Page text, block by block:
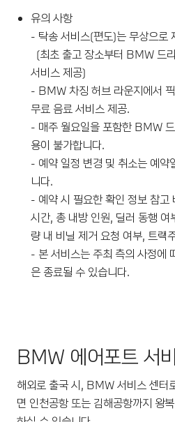
유의 사항
- 탁송 서비스(편도)는 무상으로
(최초 출고 장소부터 BMW 드
서비스 제공)
- BMW 차징 허브 라운지에서
무료 음료 서비스 제공.
- 매주 월요일을 포함한 BMW
용이 불가합니다.
- 예약 일정 변경 및 취소는 예약
니다.
- 예약 시 필요한 확인 정보 참고
시간, 총 내방 인원, 딜러 동행
량 내 비닐 제거 요청 여부, 트랙
- 본 서비스는 주최 측의 사정에
은 종료될 수 있습니다.
BMW 에어포트 서
해외로 출국 시, BMW 서비스 센터
면 인천공항 또는 김해공항까지 왕